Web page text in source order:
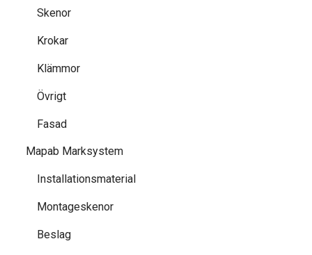
Skenor
Krokar
Klämmor
Övrigt
Fasad
Mapab Marksystem
Installationsmaterial
Montageskenor
Beslag